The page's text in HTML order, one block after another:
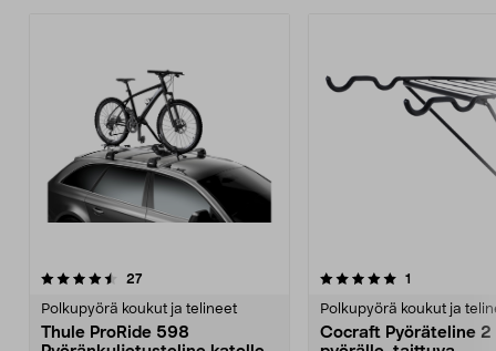
27arvostelut
Polkupyörä koukut ja telineet
Thule ProRide 598
5.0 viidestä
1
Polkupyörä koukut ja
Cocraft Pyöräteline 2
4.0 viidestä